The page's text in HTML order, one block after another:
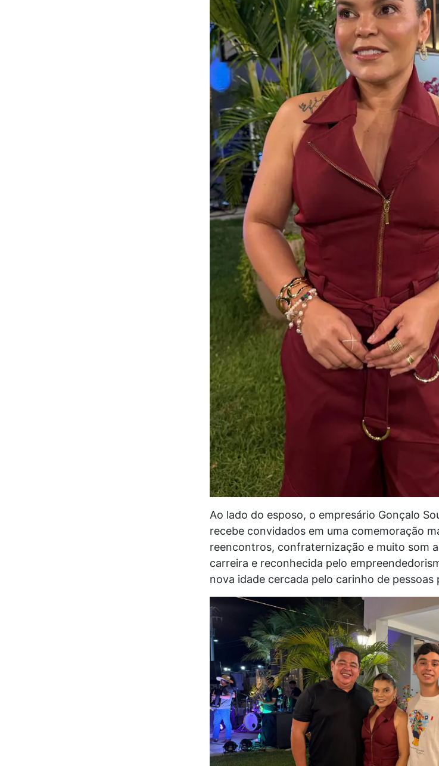
Ao lado do esposo, o empresário Gonçalo
recebe convidados em uma comemoração
reencontros, confraternização e muito som
carreira e reconhecida pelo
nova idade cercada pelo carinho de pessoas